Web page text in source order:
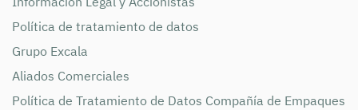
Política de tratamiento de datos
Grupo Excala
Aliados Comerciales
Política de Tratamiento de Datos Compañía de Empaques